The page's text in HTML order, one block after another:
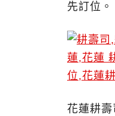
先訂位。
花蓮耕